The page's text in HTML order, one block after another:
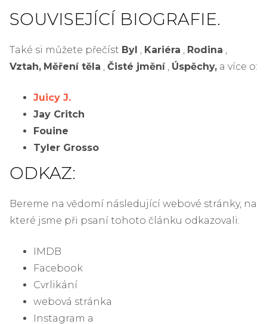
SOUVISEJÍCÍ BIOGRAFIE.
Také si můžete přečíst Byl Kariéra Rodina
Vztah, Měření těla Čisté jmění, Úspěchy, a více o:
Juicy J.
Jay Critch
Fouine
Tyler Grosso
ODKAZ:
Bereme na vědomí následující webové stránky, na
které jsme při psaní tohoto článku odkazovali:
IMDB
Facebook
Cvrlikání
webová stránka
Instagram a